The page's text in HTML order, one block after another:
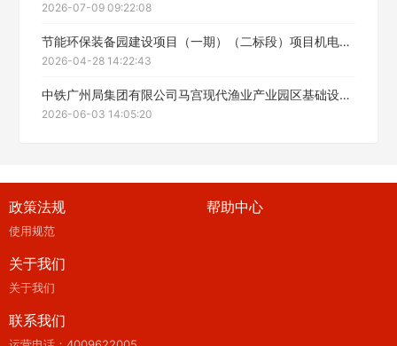
2026-07-09 09:22:08
节能环保装备园建设项目（一期）（二标段）项目机电安装工程招标公告
2026-04-28 14:22:43
中铁广州局集团有限公司马宫现代渔业产业园区基础设施建设项目（一期）桩基工程专业分包招标公告
2026-06-03 14:05:20
政策法规
使用规范
帮助中心
关于我们
关于我们
联系我们